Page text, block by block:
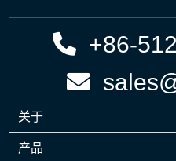
+86-
关于
产品